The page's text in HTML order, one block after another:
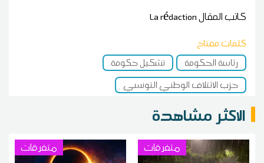
كاتب المقالLa rédaction
كلمات مفتاح
رئاسة الحكومة
تشكيل حكومة
حزب الائتلاف الوطني التونسي
الاكثر مشاهدة
متفرقات متفرقات